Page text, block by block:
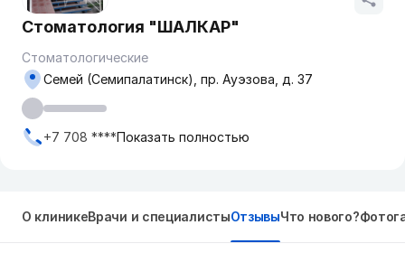
Стоматология "ШАЛКАР"
Стоматологические
Семей (Семипалатинск), пр. Ауэзова, д. 37
+7 708 ****Показать полностью
О клиникеВрачи и специалистыОтзывыЧто нового?